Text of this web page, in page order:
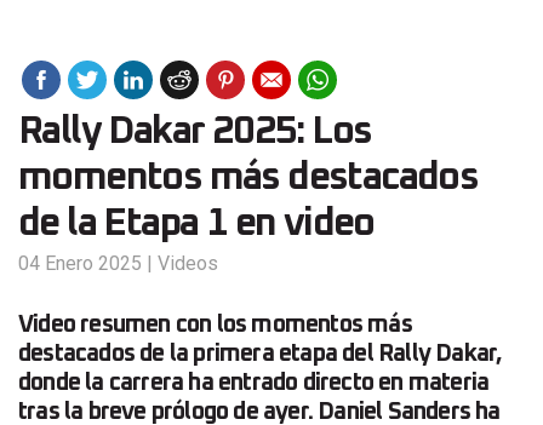
Rally Dakar 2025: Los
momentos más destacados
de la Etapa 1 en video
04 Enero 2025 | Videos
Video resumen con los momentos más
destacados de la primera etapa del Rally Dakar,
donde la carrera ha entrado directo en materia
tras la breve prólogo de ayer. Daniel Sanders ha